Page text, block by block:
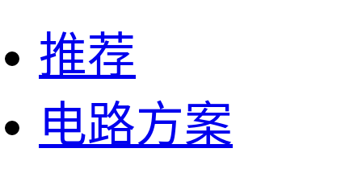
推荐
电路方案